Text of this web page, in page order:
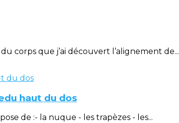
corps que j’ai découvert l’alignement de...
haut du dos
de :- la nuque - les trapèzes - les...